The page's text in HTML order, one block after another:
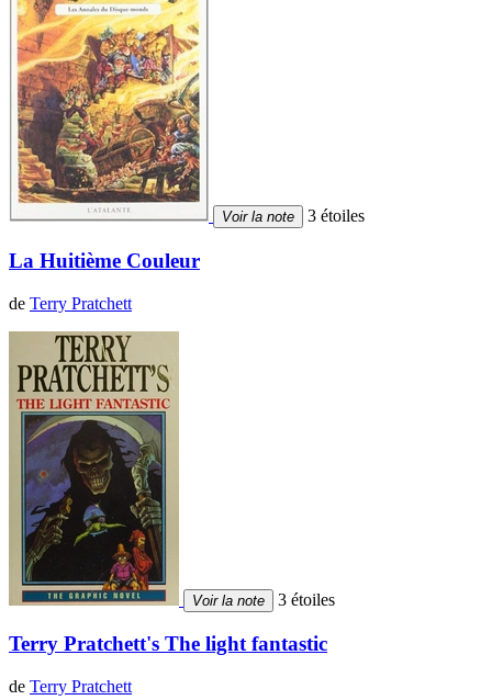
Voir la note 3 étoiles
La Huitième Couleur
de Terry Pratchett
Voir la note 3 étoiles
Terry Pratchett's The light fantastic
de Terry Pratchett